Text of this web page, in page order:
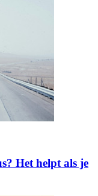
Het helpt als je